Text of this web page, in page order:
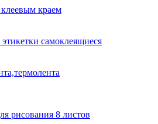
клеевым краем
самоклеящиеся
рисования 8 листов